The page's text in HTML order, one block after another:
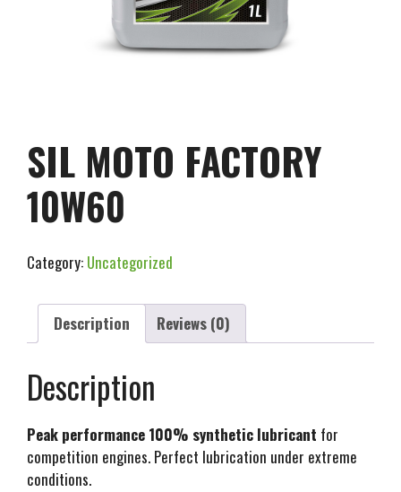
SIL MOTO FACTORY
10W60
Category: Uncategorized
Description Reviews (0)
Description
Peak performance 100% synthetic lubricant for
competition engines. Perfect lubrication under extreme
conditions.